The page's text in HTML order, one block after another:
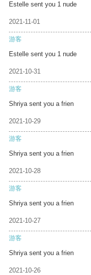
Estelle sent you 1 nude
2021-11-01
游客
Estelle sent you 1 nude
2021-10-31
游客
Shriya sent you a frien
2021-10-29
游客
Shriya sent you a frien
2021-10-28
游客
Shriya sent you a frien
2021-10-27
游客
Shriya sent you a frien
2021-10-26